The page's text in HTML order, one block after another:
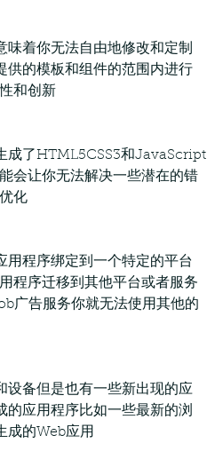
着你无法自由地修改和定制
的模板和组件的范围内进行
和创新
成了HTML5CSS3和JavaScript
会让你无法解决一些潜在的错
化
程序绑定到一个特定的平台
程序迁移到其他平台或者服务
广告服务你就无法使用其他的
备但是也有一些新出现的应
应用程序比如一些最新的浏
成的Web应用